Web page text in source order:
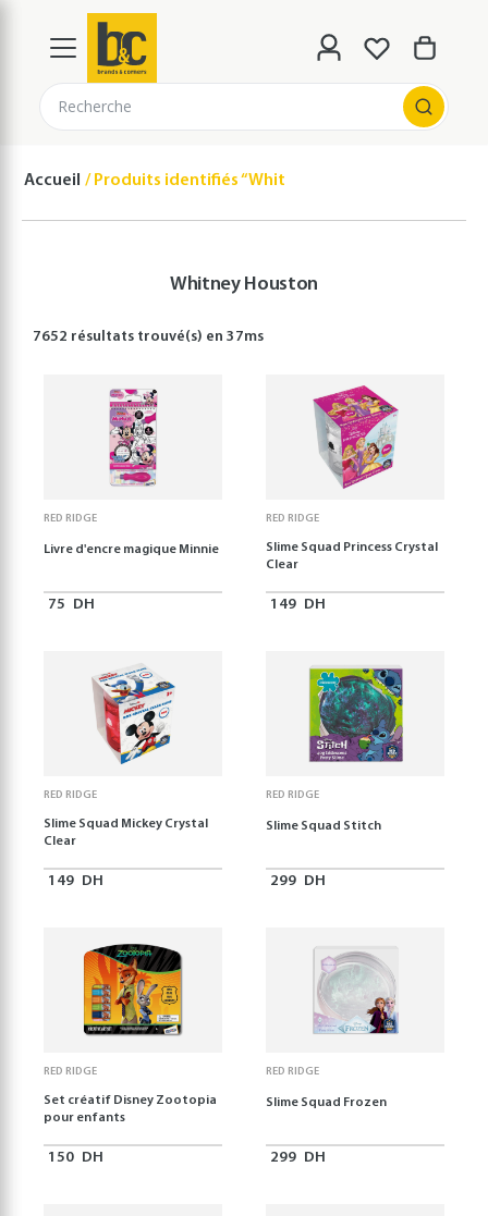
Recherche
Accueil Produits identifiés “Whitney Houston”
Whitney Houston
7652 résultats trouvé(s) en37ms
RED RIDGE
Livre d'encre magique Minnie
75 DH
RED RIDGE
Slime Squad Princess Crystal
Clear
149 DH
RED RIDGE
Slime Squad Mickey Crystal
Clear
149 DH
RED RIDGE
Slime Squad Stitch
299 DH
RED RIDGE
Set créatif Disney Zootopia
pour enfants
150 DH
RED RIDGE
Slime Squad Frozen
299 DH